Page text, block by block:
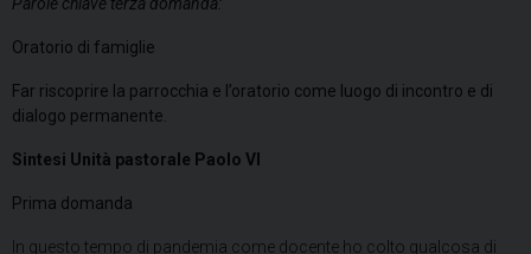
Oratorio di famiglie
Far riscoprire la parrocchia e l’oratorio come luogo di incontro e di
dialogo permanente.
Sintesi Unità pastorale Paolo VI
Prima domanda
In questo tempo di pandemia come docente ho colto qualcosa di